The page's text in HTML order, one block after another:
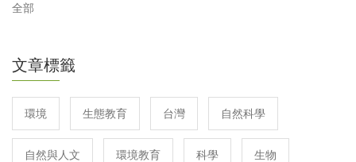
全部
文章標籤
環境 生態教育 台灣 自然科學
自然與人文 環境教育 科學 生物